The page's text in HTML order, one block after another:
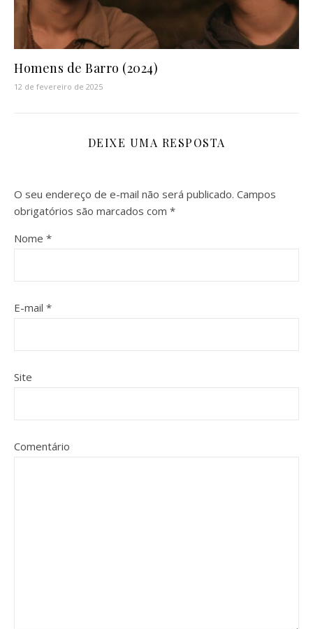
Homens de Barro (2024)
12 de fevereiro de 2025
DEIXE UMA RESPOSTA
O seu endereço de e-mail não será publicado. Campos
obrigatórios são marcados com *
Nome *
E-mail *
Site
Comentário